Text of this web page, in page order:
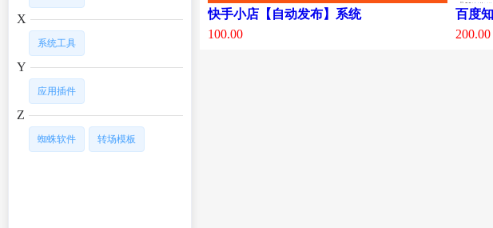
X
系统工具
Y
应用插件
Z
蜘蛛软件 转场模板
快手小店【自动发布】系统
100.00
百度
200.00